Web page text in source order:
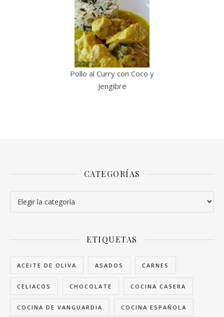
Pollo al Curry con Coco y
Jengibre
CATEGORÍAS
Categorías
ETIQUETAS
ACEITE DE OLIVA ASADOS CARNES
CELIACOS CHOCOLATE COCINA CASERA
COCINA DE VANGUARDIA COCINA ESPAÑOLA